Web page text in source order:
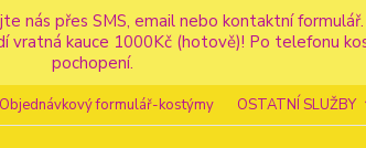
nás přes SMS, email nebo kontaktní
kauce 1000Kč (hotově)! Po telefonu
pochopení.
Objednávkový formulář-kostýmy OSTATNÍ SLUŽBY